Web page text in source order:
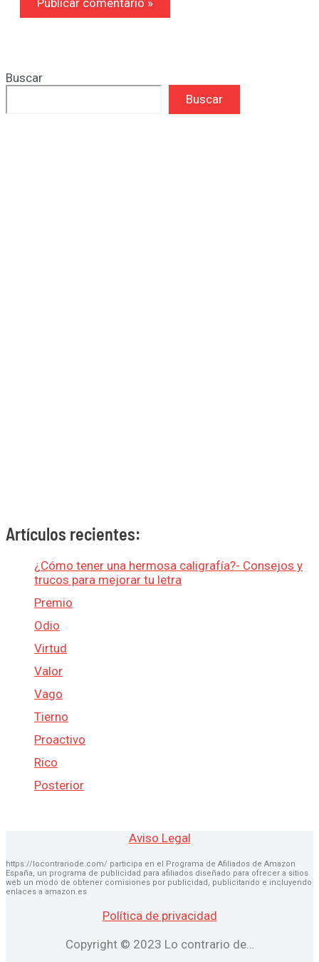
Buscar
Buscar
Artículos recientes:
¿Cómo tener una hermosa caligrafía?- Consejos y
trucos para mejorar tu letra
Premio
Odio
Virtud
Valor
Vago
Tierno
Proactivo
Rico
Posterior
Aviso Legal
https://locontrariode.com/ participa en el Programa de Afiliados de Amazon
España, un programa de publicidad para afiliados diseñado para ofrecer a sitios
web un modo de obtener comisiones por publicidad, publicitando e incluyendo
enlaces a amazon.es
Política de privacidad
Copyright © 2023 Lo contrario de…